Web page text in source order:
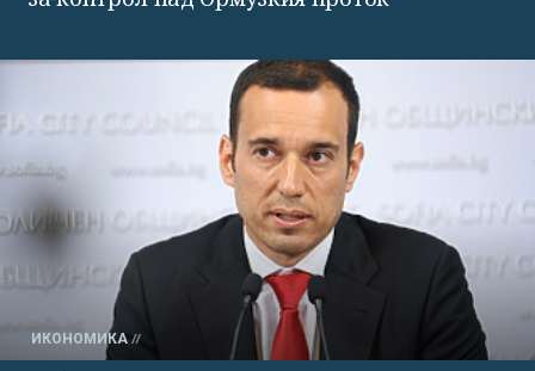
ИКОНОМИКА